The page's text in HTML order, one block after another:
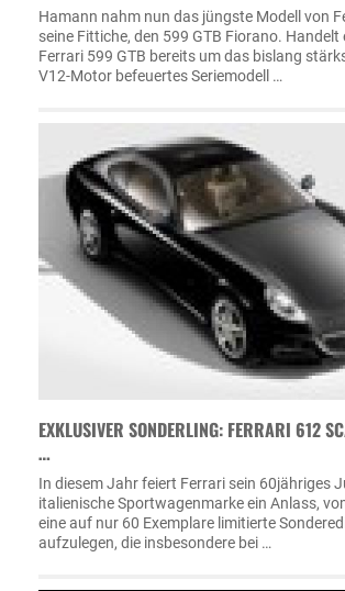
Hamann nahm nun das jüngste Modell von
seine Fittiche, den 599 GTB Fiorano. Handelt
Ferrari 599 GTB bereits um das bislang
V12-Motor befeuertes Seriemodell …
EXKLUSIVER SONDERLING: FERRARI 612
…
In diesem Jahr feiert Ferrari sein 60jähriges
italienische Sportwagenmarke ein Anlass,
eine auf nur 60 Exemplare limitierte
aufzulegen, die insbesondere bei …